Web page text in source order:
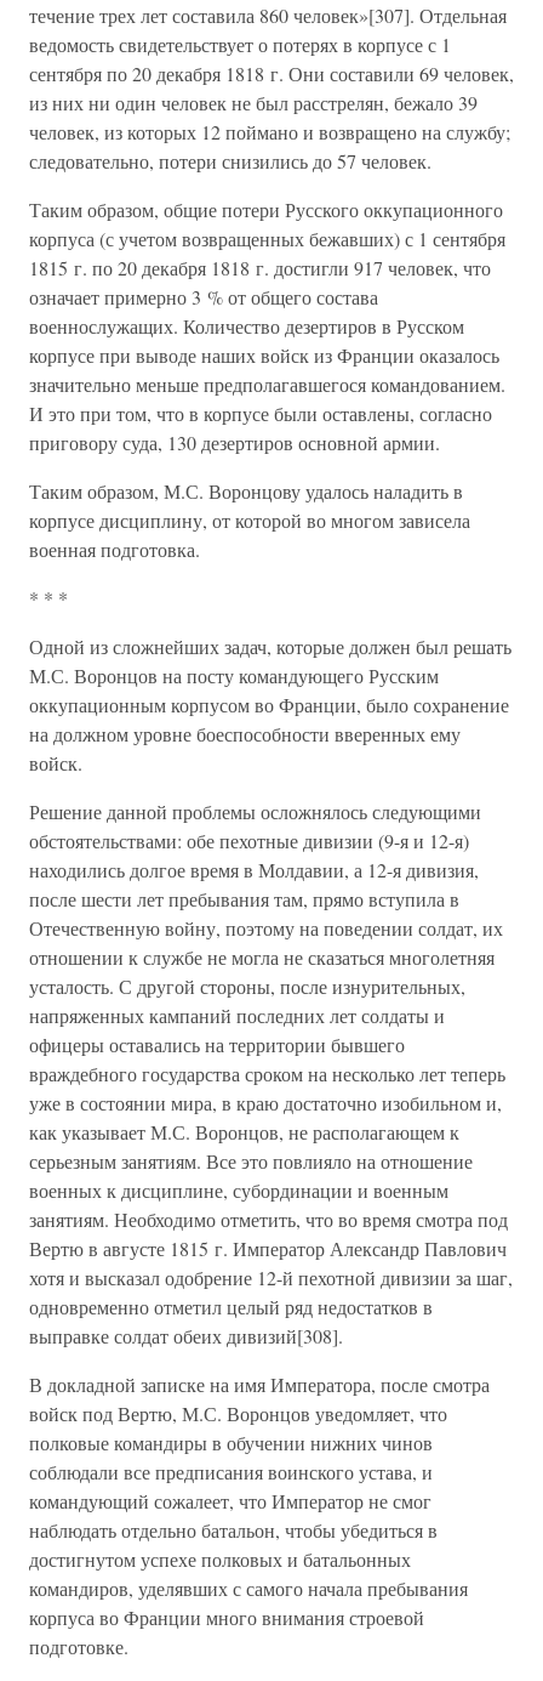
течение трех лет составила 860 человек»[307]. Отдельная
ведомость свидетельствует о потерях в корпусе с 1
сентября по 20 декабря 1818 г. Они составили 69 человек,
из них ни один человек не был расстрелян, бежало 39
человек, из которых 12 поймано и возвращено на службу;
следовательно, потери снизились до 57 человек.
Таким образом, общие потери Русского оккупационного
корпуса (с учетом возвращенных бежавших) с 1 сентября
1815 г. по 20 декабря 1818 г. достигли 917 человек, что
означает примерно 3 % от общего состава
военнослужащих. Количество дезертиров в Русском
корпусе при выводе наших войск из Франции оказалось
значительно меньше предполагавшегося командованием.
И это при том, что в корпусе были оставлены, согласно
приговору суда, 130 дезертиров основной армии.
Таким образом, М.С. Воронцову удалось наладить в
корпусе дисциплину, от которой во многом зависела
военная подготовка.
* * *
Одной из сложнейших задач, которые должен был решать
М.С. Воронцов на посту командующего Русским
оккупационным корпусом во Франции, было сохранение
на должном уровне боеспособности вверенных ему
войск.
Решение данной проблемы осложнялось следующими
обстоятельствами: обе пехотные дивизии (9-я и 12-я)
находились долгое время в Молдавии, а 12-я дивизия,
после шести лет пребывания там, прямо вступила в
Отечественную войну, поэтому на поведении солдат, их
отношении к службе не могла не сказаться многолетняя
усталость. С другой стороны, после изнурительных,
напряженных кампаний последних лет солдаты и
офицеры оставались на территории бывшего
враждебного государства сроком на несколько лет теперь
уже в состоянии мира, в краю достаточно изобильном и,
как указывает М.С. Воронцов, не располагающем к
серьезным занятиям. Все это повлияло на отношение
военных к дисциплине, субординации и военным
занятиям. Необходимо отметить, что во время смотра под
Вертю в августе 1815 г. Император Александр Павлович
хотя и высказал одобрение 12-й пехотной дивизии за шаг,
одновременно отметил целый ряд недостатков в
выправке солдат обеих дивизий[308].
В докладной записке на имя Императора, после смотра
войск под Вертю, М.С. Воронцов уведомляет, что
полковые командиры в обучении нижних чинов
соблюдали все предписания воинского устава, и
командующий сожалеет, что Император не смог
наблюдать отдельно батальон, чтобы убедиться в
достигнутом успехе полковых и батальонных
командиров, уделявших с самого начала пребывания
корпуса во Франции много внимания строевой
подготовке.